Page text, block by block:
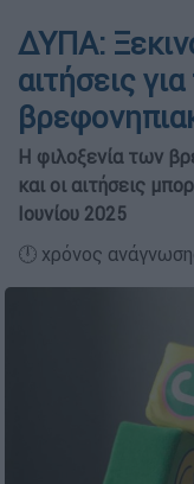
ΔΥΠΑ:
αιτήσεις
Η φιλοξενία των
και οι αιτήσεις
Ιουνίου 2025
🕛 χρόνος